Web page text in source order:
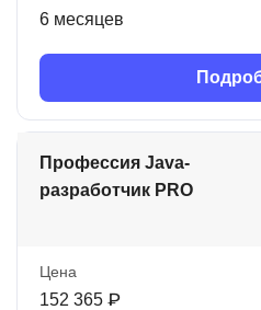
6 месяцев
Профессия Java-
разработчик PRO
Цена
152 365 ₽